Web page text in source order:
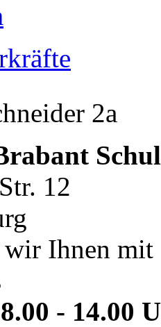
2a
12
wir Ihnen
- 14.00